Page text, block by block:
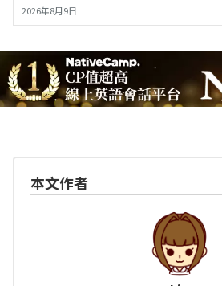
2026年8月9日
本文作者